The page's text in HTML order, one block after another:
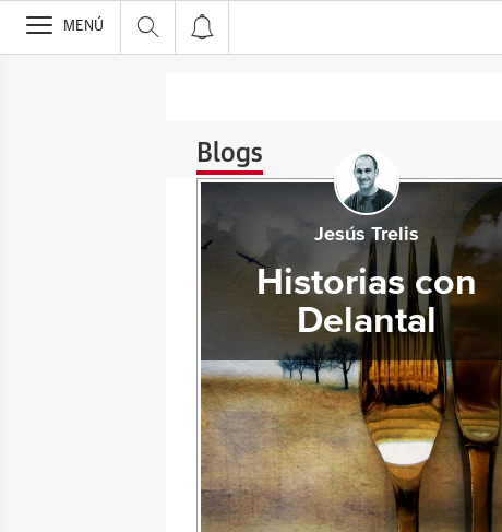
>
MENÚ
Blogs
Jesús Trelis
Historias con
Delantal